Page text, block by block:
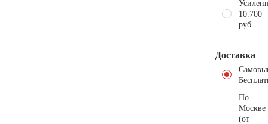
10.700
руб.
Доставка
По
Москве
(от